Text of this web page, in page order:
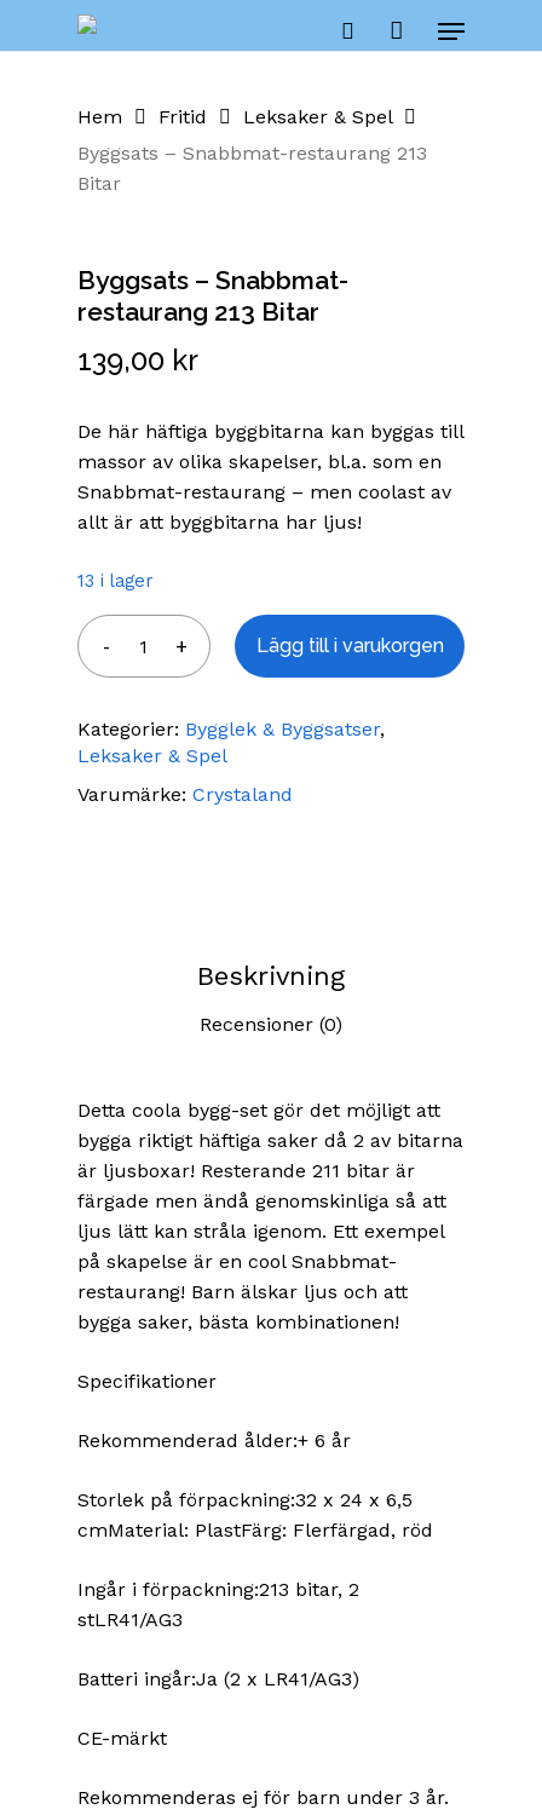
Menu
Cart Close
Hem Fritid
Leksaker & Spel
Byggsats – Snabbmat-restaurang 213
Bitar
Byggsats – Snabbmat-
restaurang 213 Bitar
139,00 kr
De här häftiga byggbitarna kan byggas till
massor av olika skapelser, bl.a. som en
Snabbmat-restaurang – men coolast av
allt är att byggbitarna har ljus!
13 i lager
Lägg till i varukorgen
Kategorier: Bygglek & Byggsatser,
Leksaker & Spel
Varumärke: Crystaland
Beskrivning
Recensioner (0)
Detta coola bygg-set gör det möjligt att
bygga riktigt häftiga saker då 2 av bitarna
är ljusboxar! Resterande 211 bitar är
färgade men ändå genomskinliga så att
ljus lätt kan stråla igenom. Ett exempel
på skapelse är en cool Snabbmat-
restaurang! Barn älskar ljus och att
bygga saker, bästa kombinationen!
Specifikationer
Rekommenderad ålder:+ 6 år
Storlek på förpackning:32 x 24 x 6,5
cmMaterial: PlastFärg: Flerfärgad, röd
Ingår i förpackning:213 bitar, 2
stLR41/AG3
Batteri ingår:Ja (2 x LR41/AG3)
CE-märkt
Rekommenderas ej för barn under 3 år.